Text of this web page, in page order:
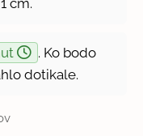
. Ko bodo
dotikale.